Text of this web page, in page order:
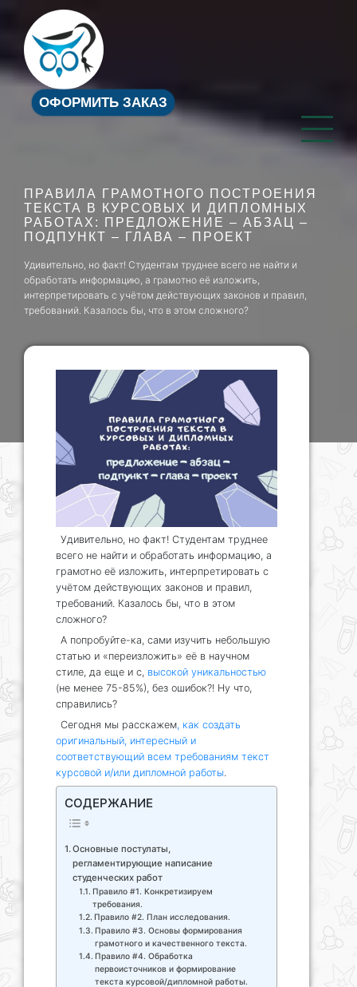
ОФОРМИТЬ ЗАКАЗ
ПРАВИЛА ГРАМОТНОГО ПОСТРОЕНИЯ
ТЕКСТА В КУРСОВЫХ И ДИПЛОМНЫХ
РАБОТАХ: ПРЕДЛОЖЕНИЕ – АБЗАЦ –
ПОДПУНКТ – ГЛАВА – ПРОЕКТ
Удивительно, но факт! Студентам труднее всего не найти и
обработать информацию, а грамотно её изложить,
интерпретировать с учётом действующих законов и правил,
требований. Казалось бы, что в этом сложного?
Удивительно, но факт! Студентам труднее
всего не найти и обработать информацию, а
грамотно её изложить, интерпретировать с
учётом действующих законов и правил,
требований. Казалось бы, что в этом
сложного?
А попробуйте-ка, сами изучить небольшую
статью и «переизложить» её в научном
стиле, да еще и с, высокой уникальностью
(не менее 75-85%), без ошибок?! Ну что,
справились?
Сегодня мы расскажем, как создать
оригинальный, интересный и
соответствующий всем требованиям текст
курсовой и/или дипломной работы.
СОДЕРЖАНИЕ
Основные постулаты,
регламентирующие написание
студенческих работ
Правило #1. Конкретизируем
требования.
Правило #2. План исследования.
Правило #3. Основы формирования
грамотного и качественного текста.
Правило #4. Обработка
первоисточников и формирование
текста курсовой/дипломной работы.